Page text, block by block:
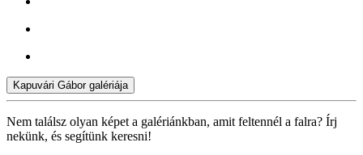
Kapuvári Gábor galériája
Nem találsz olyan képet a galériánkban, amit feltennél a falra? Írj
nekünk, és segítünk keresni!